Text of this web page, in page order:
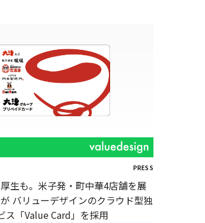
PRESS
生も。米子発・町中華4店舗を展
バリューデザインのクラウド型独
ス「Value Card」を採用